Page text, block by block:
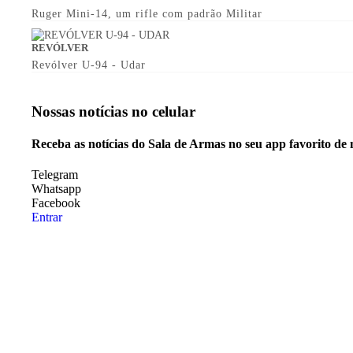
Ruger Mini-14, um rifle com padrão Militar
REVÓLVER
Revólver U-94 - Udar
Nossas notíciasno celular
Receba as notícias do Sala de Armas no seu app favorito de
Telegram
Whatsapp
Facebook
Entrar